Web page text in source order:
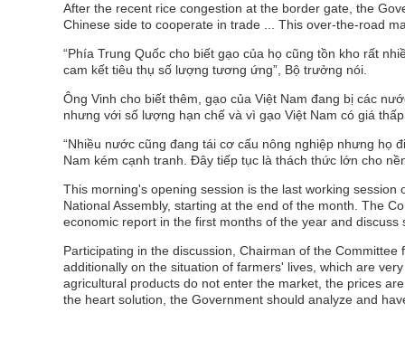
After the recent rice congestion at the border gate, the
Chinese side to cooperate in trade ... This over-the-road
“Phía Trung Quốc cho biết gạo của họ cũng tồn kho rất
cam kết tiêu thụ số lượng tương ứng”, Bộ trưởng nói.
Ông Vinh cho biết thêm, gạo của Việt Nam đang bị các
nhưng với số lượng hạn chế và vì gạo Việt Nam có giá
“Nhiều nước cũng đang tái cơ cấu nông nghiệp nhưng họ
Nam kém cạnh tranh. Đây tiếp tục là thách thức lớn cho
This morning's opening session is the last working
National Assembly, starting at the end of the month. The
economic report in the first months of the year and
Participating in the discussion, Chairman of the
additionally on the situation of farmers' lives, which are
agricultural products do not enter the market, the prices
the heart solution, the Government should analyze and